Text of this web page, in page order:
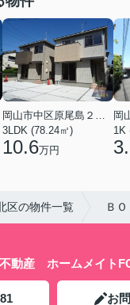
3LDK (78.24㎡)
10.6万円
1K
区の物件一覧 Ｂ
動産 ホームメイト
お